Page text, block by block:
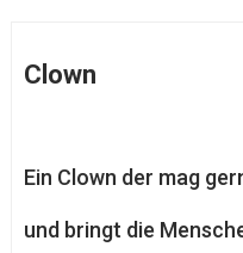
Clown
Ein Clown der mag
und bringt die